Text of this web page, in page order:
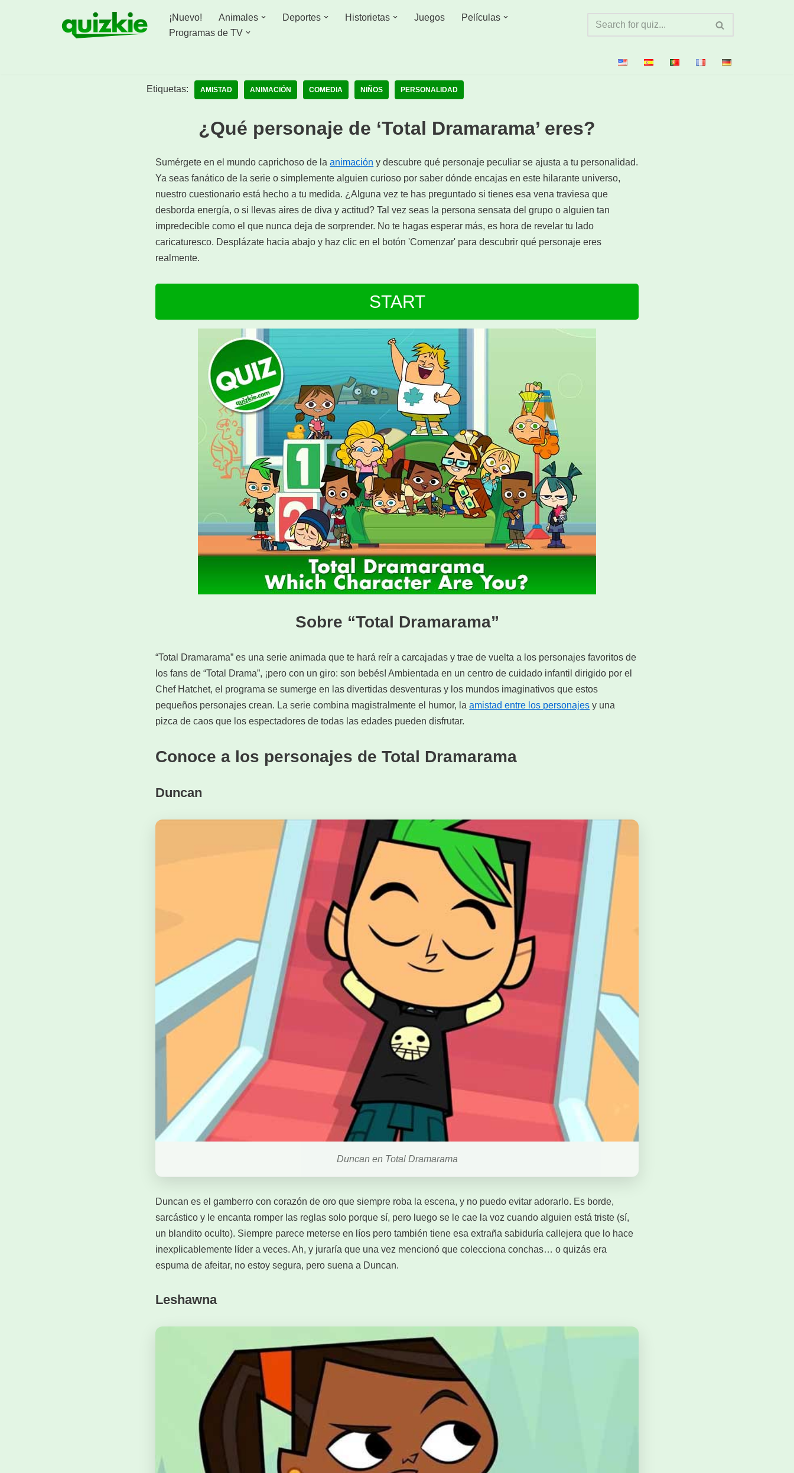
¡Nuevo! Animales Deportes Historietas Juegos
Películas
Programas de TV
Etiquetas: AMISTAD ANIMACIÓN COMEDIA NIÑOS PERSONALIDAD
¿Qué personaje de ‘Total Dramarama’ eres?
Sumérgete en el mundo caprichoso de laanimación y descubre qué personaje peculiar se ajusta a tu personalidad.
Ya seas fanático de la serie o simplemente alguien curioso por saber dónde encajas en este hilarante universo,
nuestro cuestionario está hecho a tu medida. ¿Alguna vez te has preguntado si tienes esa vena traviesa que
desborda energía, o si llevas aires de diva y actitud? Tal vez seas la persona sensata del grupo o alguien tan
impredecible como el que nunca deja de sorprender. No te hagas esperar más, es hora de revelar tu lado
caricaturesco. Desplázate hacia abajo y haz clic en el botón 'Comenzar' para descubrir qué personaje eres
realmente.
START
Sobre “Total Dramarama”
“Total Dramarama” es una serie animada que te hará reír a carcajadas y trae de vuelta a los personajes favoritos de
los fans de “Total Drama”, ¡pero con un giro: son bebés! Ambientada en un centro de cuidado infantil dirigido por el
Chef Hatchet, el programa se sumerge en las divertidas desventuras y los mundos imaginativos que estos
pequeños personajes crean. La serie combina magistralmente el humor, laamistad entre los personajes y una
pizca de caos que los espectadores de todas las edades pueden disfrutar.
Conoce a los personajes de Total Dramarama
Duncan
Duncan en Total Dramarama
Duncan es el gamberro con corazón de oro que siempre roba la escena, y no puedo evitar adorarlo. Es borde,
sarcástico y le encanta romper las reglas solo porque sí, pero luego se le cae la voz cuando alguien está triste (sí,
un blandito oculto). Siempre parece meterse en líos pero también tiene esa extraña sabiduría callejera que lo hace
inexplicablemente líder a veces. Ah, y juraría que una vez mencionó que colecciona conchas… o quizás era
espuma de afeitar, no estoy segura, pero suena a Duncan.
Leshawna